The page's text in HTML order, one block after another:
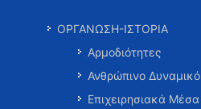
ΟΡΓΑΝΩΣΗ-ΙΣΤΟΡΙΑ
Αρμοδιότητες
Ανθρώπινο Δυναμικό
Επιχειρησιακά Μέσα